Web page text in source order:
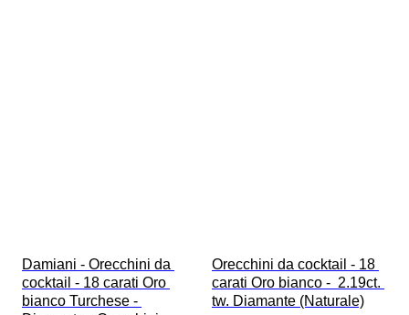
Damiani - Orecchini da
cocktail - 18 carati Oro
bianco Turchese -
Orecchini da cocktail - 18
carati Oro bianco -  2.19ct.
tw. Diamante (Naturale)